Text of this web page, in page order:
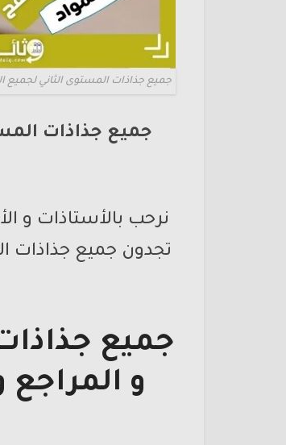
جميع جذاذات المستوى الثاني لجميع
جميع جذاذات
نرحب بالأستاذات و
تجدون جميع جذاذات
جميع
و